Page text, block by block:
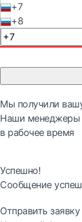
+7
+8
Мы получили
Наши менеджеры
в рабочее время
Успешно!
Сообщение
Отправить заявку